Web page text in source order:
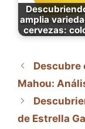
amplia
cervezas:
Descubre
Mahou:
de Estrella